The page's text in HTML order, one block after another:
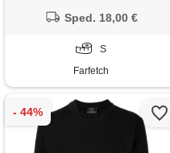
Sped. 18,00 €
S
Farfetch